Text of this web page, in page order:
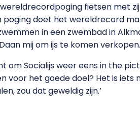
fietsen met
poging doet het wereldrecord
in een zwembad in
mij om ijs te komen
Socialijs weer eens in the
voor het goede doel? Het is
zou dat geweldig zijn.’